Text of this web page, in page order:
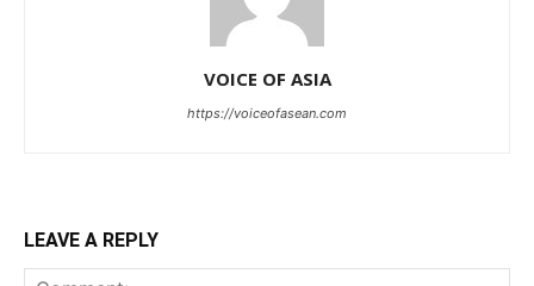
VOICE OF ASIA
https://voiceofasean.com
LEAVE A REPLY